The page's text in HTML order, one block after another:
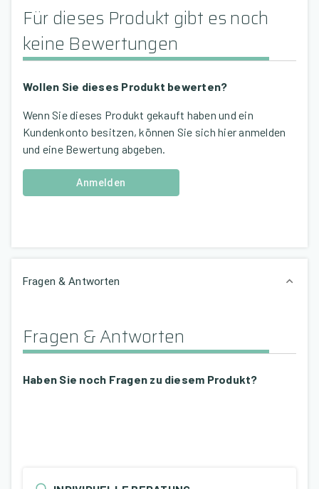
Für dieses Produkt gibt es noch
keine Bewertungen
Wollen Sie dieses Produkt bewerten?
Wenn Sie dieses Produkt gekauft haben und ein
Kundenkonto besitzen, können Sie sich hier anmelden
und eine Bewertung abgeben.
Anmelden
Fragen & Antworten
Fragen & Antworten
Haben Sie noch Fragen zu diesem Produkt?